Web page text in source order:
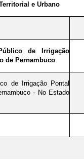
e Urbano
de Irrigação
de Pernambuco
de Irrigação Pontal
- No Estado